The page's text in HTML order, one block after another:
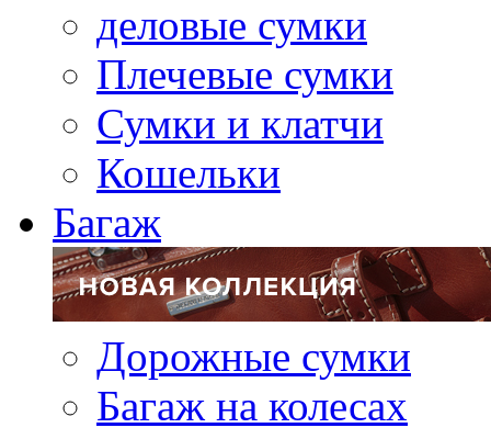
деловые сумки
Плечевые сумки
Сумки и клатчи
Кошельки
Багаж
Дорожные сумки
Багаж на колесах